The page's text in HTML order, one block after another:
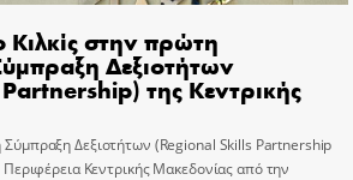
Κιλκίς στην πρώτη
Δεξιοτήτων
της Κεντρικής
Δεξιοτήτων (Regional Skills Partnership
Περιφέρεια Κεντρικής Μακεδονίας από την